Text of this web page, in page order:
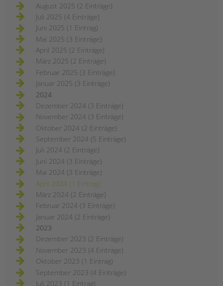
August 2025 (2 Einträge)
Juli 2025 (4 Einträge)
Juni 2025 (1 Eintrag)
Mai 2025 (3 Einträge)
April 2025 (2 Einträge)
März 2025 (2 Einträge)
Februar 2025 (3 Einträge)
Januar 2025 (3 Einträge)
2024
Dezember 2024 (3 Einträge)
November 2024 (3 Einträge)
Oktober 2024 (2 Einträge)
September 2024 (5 Einträge)
Juli 2024 (2 Einträge)
Juni 2024 (3 Einträge)
Mai 2024 (3 Einträge)
April 2024 (1 Eintrag)
März 2024 (2 Einträge)
Februar 2024 (3 Einträge)
Januar 2024 (2 Einträge)
2023
Dezember 2023 (2 Einträge)
November 2023 (4 Einträge)
Oktober 2023 (1 Eintrag)
September 2023 (4 Einträge)
Juli 2023 (1 Eintrag)